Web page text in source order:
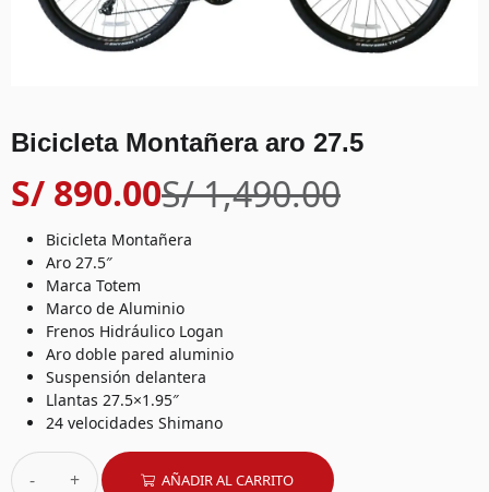
Bicicleta Montañera aro 27.5
S/1,490.00
S/ 890.00
Bicicleta Montañera
Aro 27.5″
Marca Totem
Marco de Aluminio
Frenos Hidráulico Logan
Aro doble pared aluminio
Suspensión delantera
Llantas 27.5×1.95″
24 velocidades Shimano
- + AÑADIR AL CARRITO